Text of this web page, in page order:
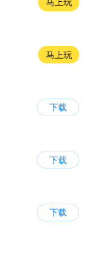
马上玩
马上玩
下载
下载
下载